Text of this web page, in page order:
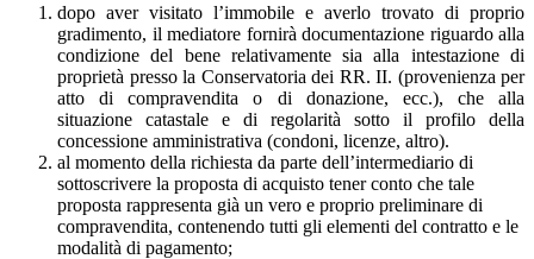
dopo aver visitato l’immobile e averlo trovato di proprio
gradimento, il mediatore fornirà documentazione riguardo alla
condizione del bene relativamente sia alla intestazione di
proprietà presso la Conservatoria dei RR. II. (provenienza per
atto di compravendita o di donazione, ecc.), che alla
situazione catastale e di regolarità sotto il profilo della
concessione amministrativa (condoni, licenze, altro).
al momento della richiesta da parte dell’intermediario di
sottoscrivere la proposta di acquisto tener conto che tale
proposta rappresenta già un vero e proprio preliminare di
compravendita, contenendo tutti gli elementi del contratto e le
modalità di pagamento;